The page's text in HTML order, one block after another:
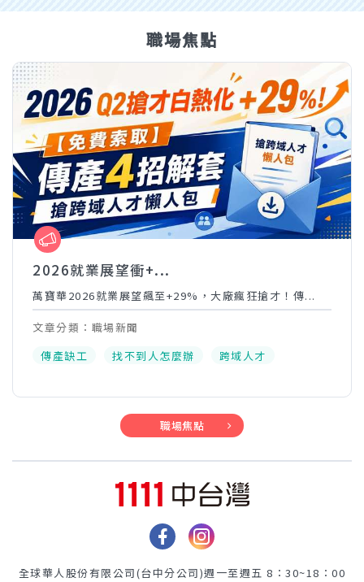
職場焦點
2026就業展望衝+...
萬寶華2026就業展望飆至+29%，大廠瘋狂搶才！傳...
文章分類：職場新聞
傳產缺工
找不到人怎麼辦 跨域人才
職場焦點
全球華人股份有限公司(台中分公司)週一至週五 8：30~18：00